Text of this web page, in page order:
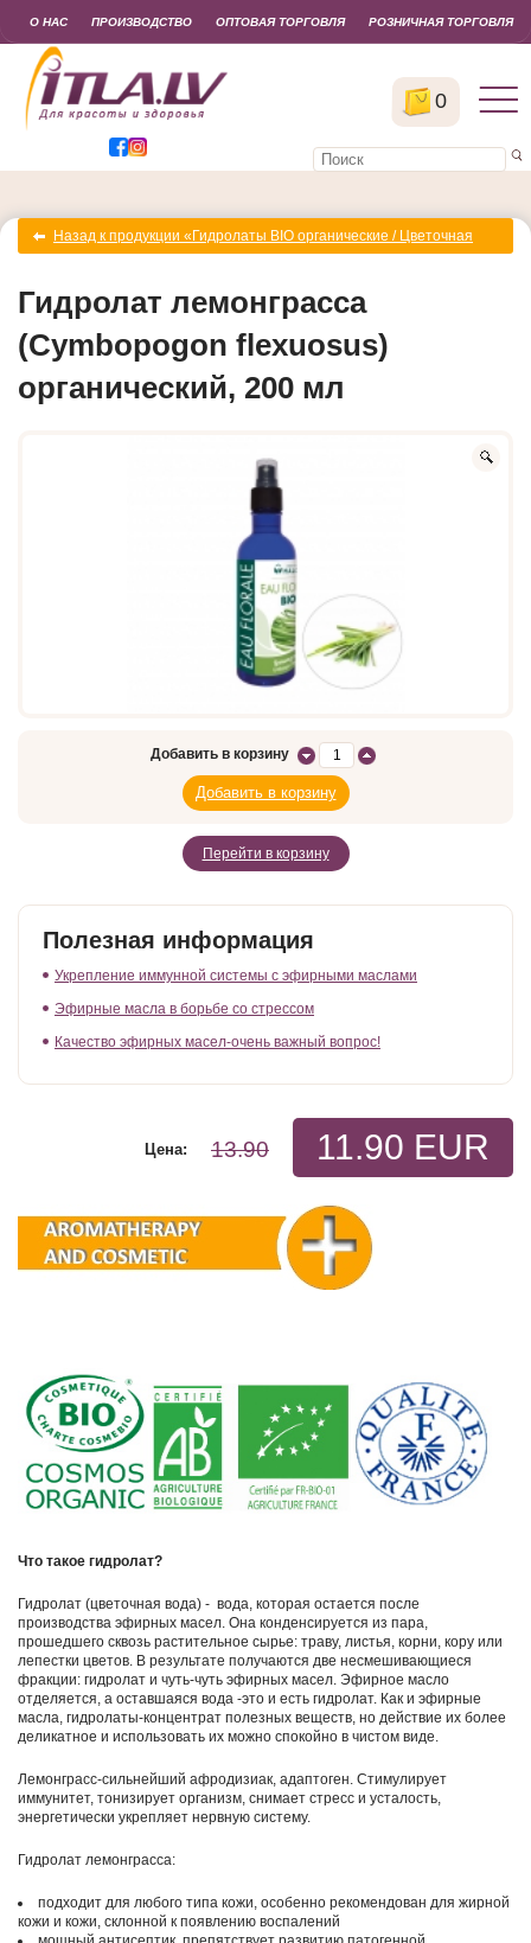
0
О НАС ПРОИЗВОДСТВО ОПТОВАЯ ТОРГОВЛЯ РОЗНИЧНАЯ ТОРГОВЛЯ
Назад к продукции «Гидролаты BIO органические / Цветочная
Гидролат лемонграсса
(Cymbopogon flexuosus)
органический, 200 мл
Добавить в корзину
Перейти в корзину
Полезная информация
Укрепление иммунной системы с эфирными маслами
Эфирные масла в борьбе со стрессом
Качество эфирных масел-очень важный вопрос!
11.90 EUR
13.90
Цена:
Что такое гидролат?
Гидролат (цветочная вода) - вода, которая остается после
производства эфирных масел. Она конденсируется из пара,
прошедшего сквозь растительное сырье: траву, листья, корни, кору или
лепестки цветов. В результате получаются две несмешивающиеся
фракции: гидролат и чуть-чуть эфирных масел. Эфирное масло
отделяется, а оставшаяся вода -это и есть гидролат. Как и эфирные
масла, гидролаты-концентрат полезных веществ, но действие их более
деликатное и использовать их можно спокойно в чистом виде.
Лемонграсс-сильнейший афродизиак, адаптоген. Стимулирует
иммунитет, тонизирует организм, снимает стресс и усталость,
энергетически укрепляет нервную систему.
Гидролат лемонграсса:
подходит для любого типа кожи, особенно рекомендован для жирной
кожи и кожи, склонной к появлению воспалений